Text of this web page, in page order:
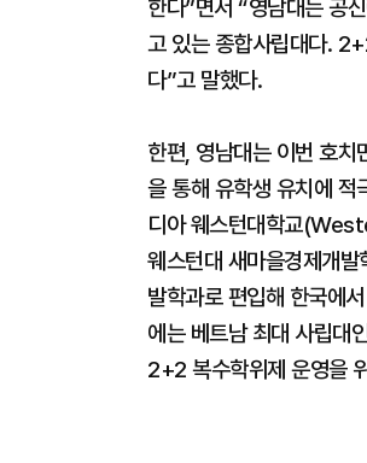
한다”면서 “영남대는 공
고 있는 종합사립대다.
다”고 말했다.
한편, 영남대는 이번 호
을 통해 유학생 유치에 적
디아 웨스턴대학교
웨스턴대 새마을경제개
발학과로 편입해 한국에
에는 베트남 최대 사립
2+2 복수학위제 운영을